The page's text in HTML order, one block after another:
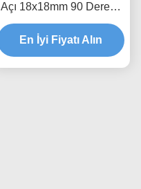
Açı 18x18mm 90 Derece
LED Köşe Alüminyum
Profil
En İyi Fiyatı Alın